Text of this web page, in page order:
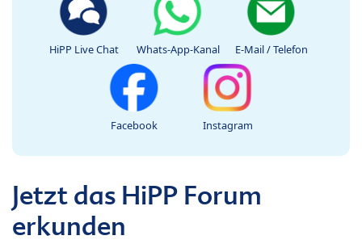
HiPP Live Chat Whats-App-Kanal E-Mail / Telefon
Facebook Instagram
Jetzt das HiPP Forum
erkunden